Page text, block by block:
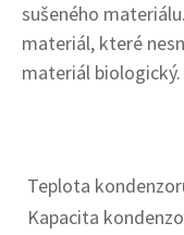
sušeného
materiál, které
materiál biologický.
Teplota
Kapacita